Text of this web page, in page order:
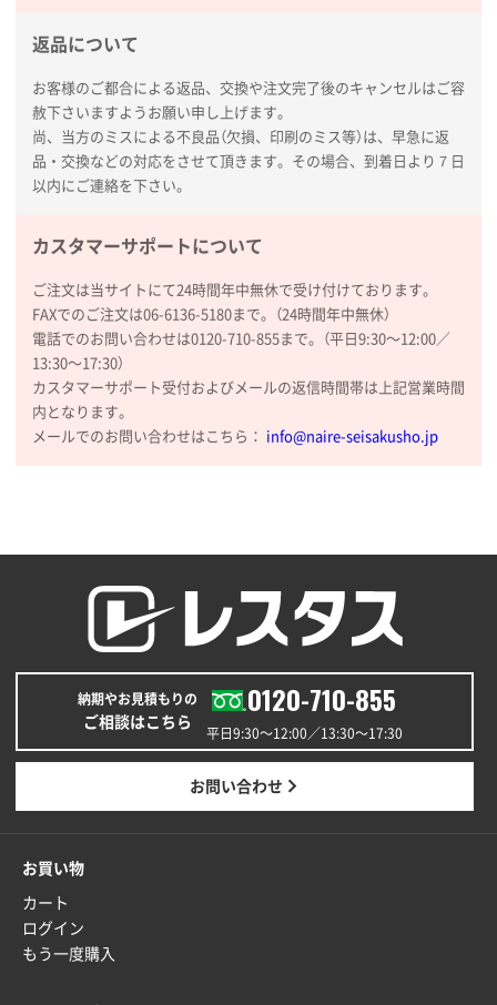
返品について
お客様のご都合による返品、交換や注文完了後のキャンセルはご容
赦下さいますようお願い申し上げます。
尚、当方のミスによる不良品（欠損、印刷のミス等）は、早急に返
品・交換などの対応をさせて頂きます。その場合、到着日より７日
以内にご連絡を下さい。
カスタマーサポートについて
ご注文は当サイトにて24時間年中無休で受け付けております。
FAXでのご注文は06-6136-5180まで。（24時間年中無休）
電話でのお問い合わせは0120-710-855まで。（平日9:30〜12:00／
13:30〜17:30）
カスタマーサポート受付およびメールの返信時間帯は上記営業時間
内となります。
メールでのお問い合わせはこちら： info@naire-seisakusho.jp
納期やお見積もりの
ご相談はこちら
0120-710-855
平日9:30〜12:00／13:30〜17:30
お問い合わせ
お買い物
カート
ログイン
もう一度購入